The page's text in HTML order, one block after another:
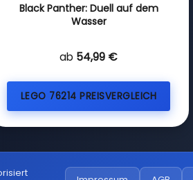
Black Panther: Duell auf dem
Wasser
ab 54,99 €
LEGO 76214 PREISVERGLEICH